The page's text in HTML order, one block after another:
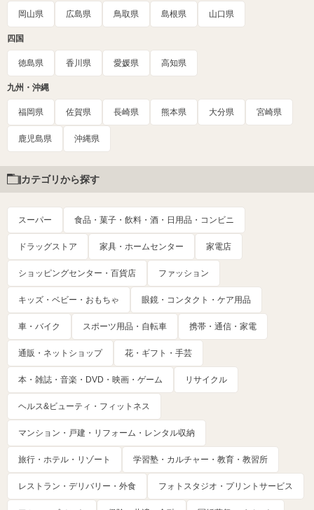
岡山県 広島県 鳥取県 島根県 山口県
四国
徳島県 香川県 愛媛県 高知県
九州・沖縄
福岡県 佐賀県 長崎県 熊本県 大分県 宮崎県
鹿児島県 沖縄県
カテゴリから探す
スーパー 食品・菓子・飲料・酒・日用品・コンビニ
ドラッグストア 家具・ホームセンター 家電店
ショッピングセンター・百貨店 ファッション
キッズ・ベビー・おもちゃ 眼鏡・コンタクト・ケア用品
車・バイク スポーツ用品・自転車 携帯・通信・家電
通販・ネットショップ 花・ギフト・手芸
本・雑誌・音楽・DVD・映画・ゲーム リサイクル
ヘルス&ビューティ・フィットネス
マンション・戸建・リフォーム・レンタル収納
旅行・ホテル・リゾート 学習塾・カルチャー・教育・教習所
レストラン・デリバリー・外食 フォトスタジオ・プリントサービス